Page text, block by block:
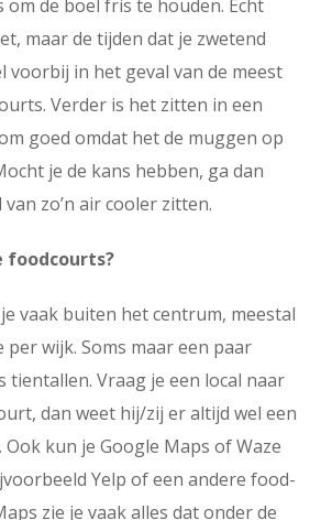
de boel fris te houden. Echt
maar de tijden dat je zwetend
voorbij in het geval van de meest
Verder is het zitten in een
goed omdat het de muggen op
je de kans hebben, ga dan
zo’n air cooler zitten.
foodcourts?
vaak buiten het centrum, meestal
wijk. Soms maar een paar
tientallen. Vraag je een local naar
dan weet hij/zij er altijd wel een
kun je Google Maps of Waze
Yelp of een andere food-
zie je vaak alles dat onder de